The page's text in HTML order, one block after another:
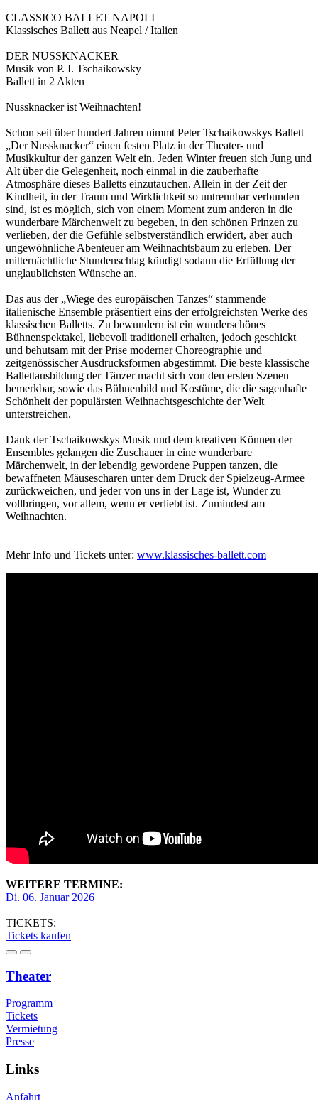
CLASSICO BALLET NAPOLI
Klassisches Ballett aus Neapel / Italien
DER NUSSKNACKER
Musik von P. I. Tschaikowsky
Ballett in 2 Akten
Nussknacker ist Weihnachten!
Schon seit über hundert Jahren nimmt Peter Tschaikowskys Ballett
„Der Nussknacker“ einen festen Platz in der Theater- und
Musikkultur der ganzen Welt ein. Jeden Winter freuen sich Jung und
Alt über die Gelegenheit, noch einmal in die zauberhafte
Atmosphäre dieses Balletts einzutauchen. Allein in der Zeit der
Kindheit, in der Traum und Wirklichkeit so untrennbar verbunden
sind, ist es möglich, sich von einem Moment zum anderen in die
wunderbare Märchenwelt zu begeben, in den schönen Prinzen zu
verlieben, der die Gefühle selbstverständlich erwidert, aber auch
ungewöhnliche Abenteuer am Weihnachtsbaum zu erleben. Der
mitternächtliche Stundenschlag kündigt sodann die Erfüllung der
unglaublichsten Wünsche an.
Das aus der „Wiege des europäischen Tanzes“ stammende
italienische Ensemble präsentiert eins der erfolgreichsten Werke des
klassischen Balletts. Zu bewundern ist ein wunderschönes
Bühnenspektakel, liebevoll traditionell erhalten, jedoch geschickt
und behutsam mit der Prise moderner Choreographie und
zeitgenössischer Ausdrucksformen abgestimmt. Die beste klassische
Ballettausbildung der Tänzer macht sich von den ersten Szenen
bemerkbar, sowie das Bühnenbild und Kostüme, die die sagenhafte
Schönheit der populärsten Weihnachtsgeschichte der Welt
unterstreichen.
Dank der Tschaikowskys Musik und dem kreativen Können der
Ensembles gelangen die Zuschauer in eine wunderbare
Märchenwelt, in der lebendig gewordene Puppen tanzen, die
bewaffneten Mäusescharen unter dem Druck der Spielzeug-Armee
zurückweichen, und jeder von uns in der Lage ist, Wunder zu
vollbringen, vor allem, wenn er verliebt ist. Zumindest am
Weihnachten.
Mehr Info und Tickets unter: www.klassisches-ballett.com
WEITERE TERMINE:
Di. 06. Januar 2026
TICKETS:
Tickets kaufen
Theater
Programm
Tickets
Vermietung
Presse
Links
Anfahrt